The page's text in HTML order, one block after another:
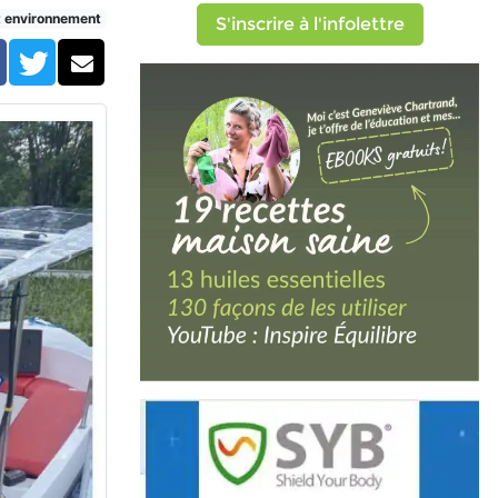
environnement
TwitterCourriel
S'inscrire à l'infolettre